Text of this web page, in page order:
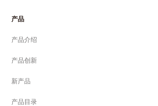
产品
产品介绍
产品创新
新产品
产品目录